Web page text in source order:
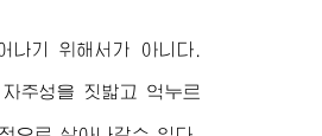
나기 위해서가 아니다.
주성을 짓밟고 억누르